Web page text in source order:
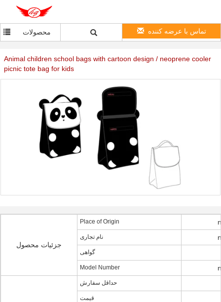
محصولات تماس با عرضه کننده
Animal children school bags with cartoon design / neoprene cooler
picnic tote bag for kids
جزئیات محصول
Place of Origin
نام تجاری
گواهی
Model Number
حداقل سفارش
قیمت